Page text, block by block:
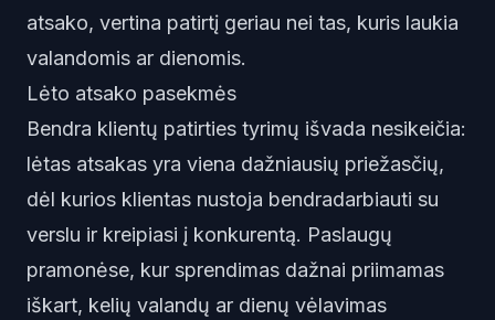
atsako, vertina patirtį geriau nei tas, kuris laukia
valandomis ar dienomis.
Lėto atsako pasekmės
Bendra klientų patirties tyrimų išvada nesikeičia:
lėtas atsakas yra viena dažniausių priežasčių,
dėl kurios klientas nustoja bendradarbiauti su
verslu ir kreipiasi į konkurentą. Paslaugų
pramonėse, kur sprendimas dažnai priimamas
iškart, kelių valandų ar dienų vėlavimas